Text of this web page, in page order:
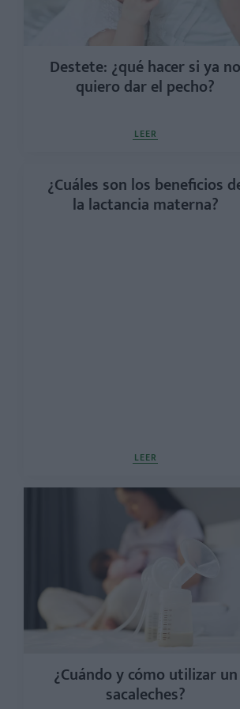
Destete: ¿qué hacer si ya no
quiero dar el pecho?
LEER
¿Cuáles son los beneficios
la lactancia materna?
LEER
¿Cuándo y cómo utilizar un
sacaleches?